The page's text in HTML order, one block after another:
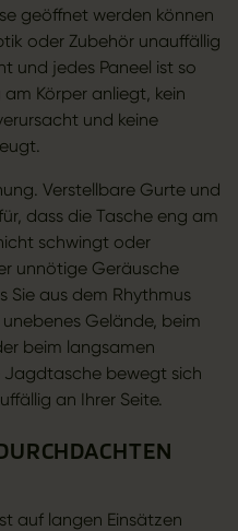
geöffnet werden können
oder Zubehör unauffällig
und jedes Paneel ist so
Körper anliegt, kein
und keine
Verstellbare Gurte und
dass die Tasche eng am
schwingt oder
unnötige Geräusche
Sie aus dem Rhythmus
Gelände, beim
beim langsamen
Jagdtasche bewegt sich
an Ihrer Seite.
auf langen Einsätzen